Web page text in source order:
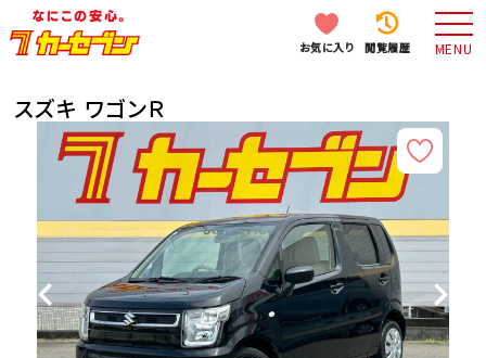
お気に入り 閲覧履歴 MENU
スズキ ワゴンＲ